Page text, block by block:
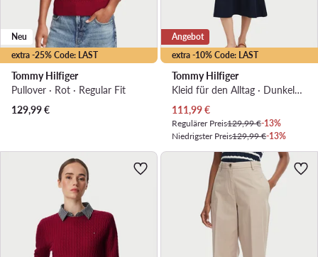
extra -25% Code: LAST
Neu
Tommy Hilfiger
Pullover · Rot · Regular Fit
129,99€
extra -10% Code: LAST
Angebot
Tommy Hilfiger
Kleid für den Alltag · Dunkelblau · Midi
Aktueller Preis
111,99€
Regulärer Preis129,99 €-13%
Niedrigster Preis129,99 €-13%